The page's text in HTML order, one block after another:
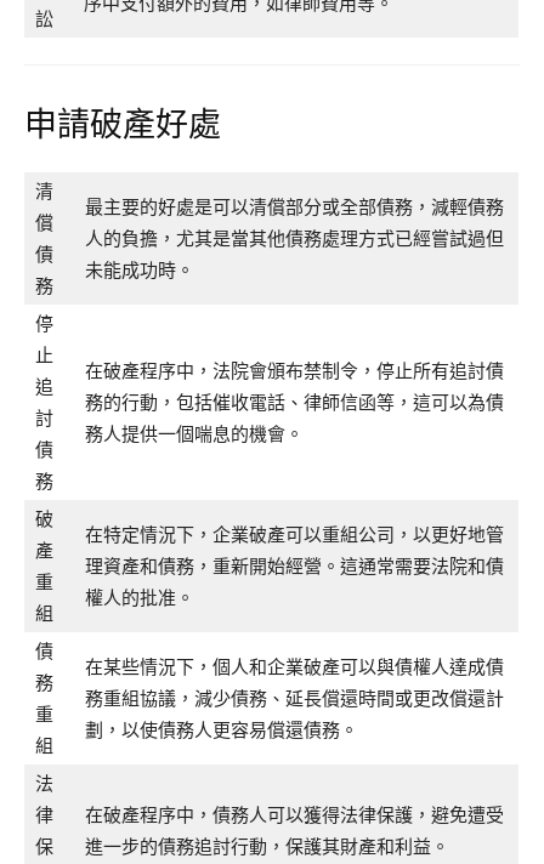
訟
申請破產好處
清
償
債
務
最主要的好處是可以清償部分或全部債務，減輕債務
人的負擔，尤其是當其他債務處理方式已經嘗試過但
未能成功時。
停
止
追
討
債
務
在破產程序中，法院會頒布禁制令，停止所有追討債
務的行動，包括催收電話、律師信函等，這可以為債
務人提供一個喘息的機會。
破
產
重
組
在特定情況下，企業破產可以重組公司，以更好地管
理資產和債務，重新開始經營。這通常需要法院和債
權人的批准。
債
務
重
組
在某些情況下，個人和企業破產可以與債權人達成債
務重組協議，減少債務、延長償還時間或更改償還計
劃，以使債務人更容易償還債務。
法
律
保
在破產程序中，債務人可以獲得法律保護，避免遭受
進一步的債務追討行動，保護其財產和利益。